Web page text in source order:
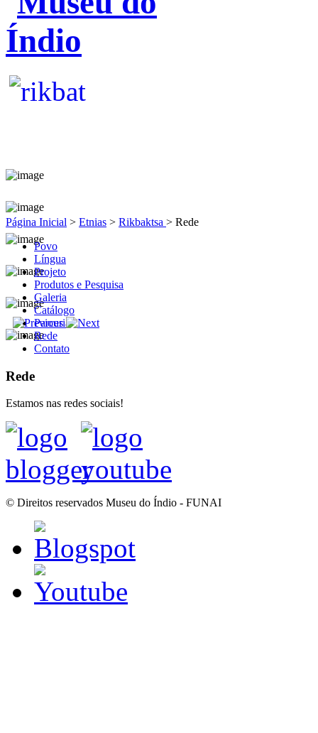
Página Inicial > Etnias > Rikbaktsa > Rede
Povo
Língua
Projeto
Produtos e Pesquisa
Galeria
Catálogo
Parceria
Rede
Contato
Rede
Estamos nas redes sociais!
© Direitos reservados Museu do Índio - FUNAI